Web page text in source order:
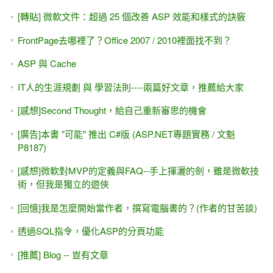
[轉貼] 微軟文件：超過 25 個改善 ASP 效能和樣式的訣竅
FrontPage去哪裡了？Office 2007 / 2010裡面找不到？
ASP 與 Cache
IT人的生涯規劃 與 學習法則----兩篇好文章，推薦給大家
[感想]Second Thought，給自己重新審思的機會
[廣告]本書 "可能" 推出 C#版 (ASP.NET專題實務 / 文魁
P8187)
[感想]微軟對MVP的定義與FAQ--手上揮灑的劍，雖是微軟技
術，但我是獨立的遊俠
[回憶]我是怎麼開始當作者，撰寫電腦書的？(作者的甘苦談)
透過SQL指令，優化ASP的分頁功能
[推薦] Blog -- 豈有文章